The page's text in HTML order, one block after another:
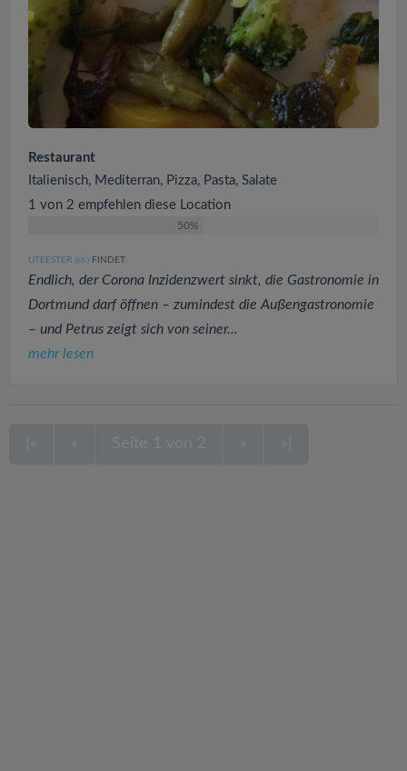
Restaurant
Italienisch, Mediterran, Pizza, Pasta, Salate
1 von 2 empfehlen diese Location
50%
UTEESTER (65 ) FINDET:
Endlich, der Corona Inzidenzwert sinkt, die Gastronomie in
Dortmund darf öffnen – zumindest die Außengastronomie
– und Petrus zeigt sich von seiner...
mehr lesen